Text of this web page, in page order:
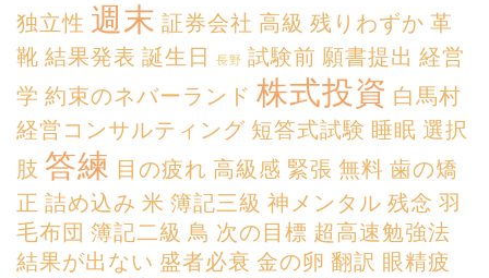
独立性 週末 証券会社 高級 残りわずか 革
靴 結果発表 誕生日 長野 試験前 願書提出 経営
学 約束のネバーランド 株式投資 白馬村
経営コンサルティング 短答式試験 睡眠 選択
肢 答練 目の疲れ 高級感 緊張 無料 歯の矯
正 詰め込み 米 簿記三級 神メンタル 残念 羽
毛布団 簿記二級 鳥 次の目標 超高速勉強法
結果が出ない 盛者必衰 金の卵 翻訳 眼精疲